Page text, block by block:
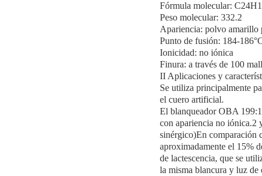
Fórmula molecular:
Peso molecular: 332.2
Apariencia: polvo amarillo
Punto de fusión: 184-
Ionicidad: no iónica
Finura: a través de 100
II Aplicaciones y
Se utiliza principalmente
el cuero artificial.
El blanqueador OBA
con apariencia no iónica.2
sinérgico)En comparación
aproximadamente el 15%
de lactescencia, que se
la misma blancura y luz